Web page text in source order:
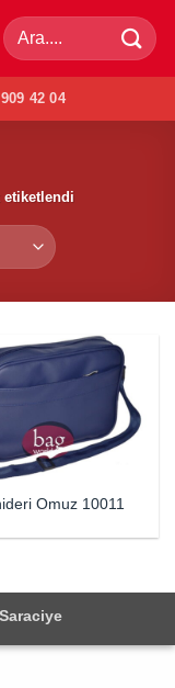
Ara:
42 04
etiketlendi
Omuz 10011